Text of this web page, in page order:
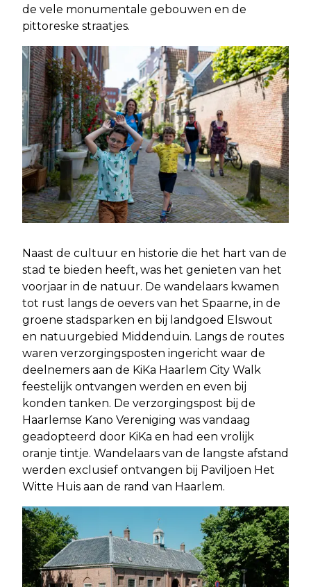
de vele monumentale gebouwen en de
pittoreske straatjes.
Naast de cultuur en historie die het hart van de
stad te bieden heeft, was het genieten van het
voorjaar in de natuur. De wandelaars kwamen
tot rust langs de oevers van het Spaarne, in de
groene stadsparken en bij landgoed Elswout
en natuurgebied Middenduin. Langs de routes
waren verzorgingsposten ingericht waar de
deelnemers aan de KiKa Haarlem City Walk
feestelijk ontvangen werden en even bij
konden tanken. De verzorgingspost bij de
Haarlemse Kano Vereniging was vandaag
geadopteerd door KiKa en had een vrolijk
oranje tintje. Wandelaars van de langste afstand
werden exclusief ontvangen bij Paviljoen Het
Witte Huis aan de rand van Haarlem.